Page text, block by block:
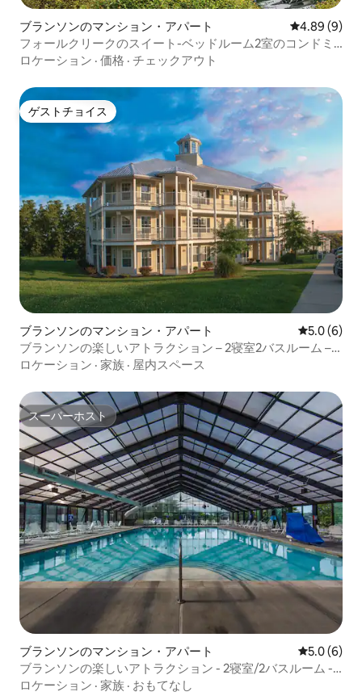
ブランソンのマンション・アパート レビュー9件
4.89 (9)
フォールクリークのスイート-ベッドルーム2室のコンドミ
ニアム！
ロケーション · 価格 · チェックアウト
ゲストチョイス
ゲストチョイス
ブランソンのマンション・アパート レビュー6
5.0 (6)
ブランソンの楽しいアトラクション – 2寝室2バスルーム –
キッチン
ロケーション · 家族 · 屋内スペース
スーパーホスト
スーパーホスト
ブランソンのマンション・アパート レビュー6
5.0 (6)
ブランソンの楽しいアトラクション - 2寝室/2バスルーム -
キッチン
ロケーション · 家族 · おもてなし